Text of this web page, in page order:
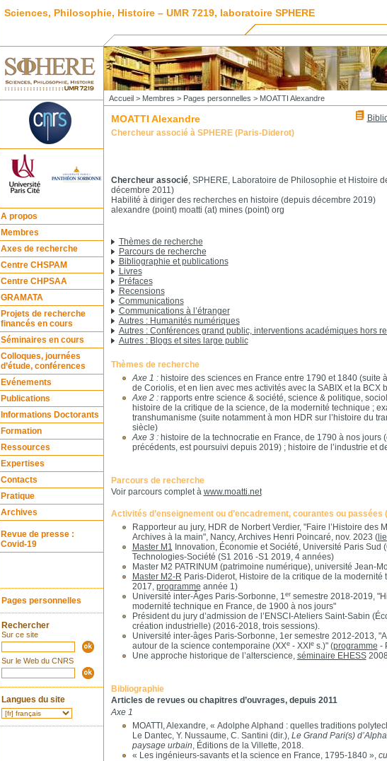
Sciences, Philosophie, Histoire – UMR 7219, laboratoire SPHERE
A propos
Membres
Axes de recherche
Centre CHSPAM
Centre CHPSAA
GRAMATA
Projets de recherche
financés en cours
Séminaires en cours
Colloques, journées
d’étude, conférences
Evénements
Publications
Informations Doctorants
Formation
Ressources
Expertises
Contacts
Pratique
Archives
Revue de presse :
Covid-19
Pages personnelles
Rechercher
Sur ce site
Sur le Web du CNRS
Langues du site
Accueil> Membres > Pages personnelles > MOATTI Alexandre
MOATTI Alexandre
Chercheur associé à SPHERE (Paris-Diderot)
Chercheur associé, SPHERE, Laboratoire de Philosophie et Histoire
décembre 2011)
Habilité à diriger des recherches en histoire (depuis décembre 2019)
alexandre (point) moatti (at) mines (point) org
Thèmes de recherche
Parcours de recherche
Bibliographie et publications
Livres
Préfaces
Recensions
Communications
Communications à l’étranger
Autres : Humanités numériques
Autres : Conférences grand public, interventions académiques hors
Autres : Blogs et sites large public
Thèmes de recherche
Axe 1 :histoire des sciences en France entre 1790 et 1840 (suite
de Coriolis, et en lien avec mes activités avec la SABIX et la BCX
Axe 2 :rapports entre science & société, science & politique,
histoire de la critique de la science, de la modernité technique ;
transhumanisme (suite notamment à mon HDR sur l’histoire du
siècle)
Axe 3 :histoire de la technocratie en France, de 1790 à nos jours
précédents, est poursuivi depuis 2019) ; histoire de l’industrie et
Parcours de recherche
Voir parcours complet à www.moatti.net
Activités d’enseignement ou d’encadrement, courantes ou passées
Rapporteur au jury, HDR de Norbert Verdier, "Faire l’Histoire des
Archives à la main", Nancy, Archives Henri Poincaré, nov. 2023 (
Master M1 Innovation, Économie et Société, Université Paris Sud
Technologies-Société (S1 2016 -S1 2019, 4 années)
Master M2 PATRINUM (patrimoine numérique), université Jean-
Master M2-R Paris-Diderot, Histoire de la critique de la
2017, programme année 1)
Université inter-Âges Paris-Sorbonne, 1ersemestre 2018-2019,
modernité technique en France, de 1900 à nos jours"
Président du jury d’admission de l’ENSCI-Ateliers Saint-Sabin
création industrielle) (2016-2018, trois sessions).
Université inter-âges Paris-Sorbonne, 1er semestre 2012-2013,
autour de la science contemporaine (XXe- XXI es.)" (programme -
Une approche historique de l’alterscience, séminaire EHESS
Bibliographie
Articles de revues ou chapitres d’ouvrages, depuis 2011
Axe 1
MOATTI, Alexandre, « Adolphe Alphand : quelles traditions
Le Dantec, Y. Nussaume, C. Santini (dir.), Le Grand Pari(s)
paysage urbain, Éditions de la Villette, 2018.
« Les ingénieurs-savants et la science en France, 1795-1840 »,